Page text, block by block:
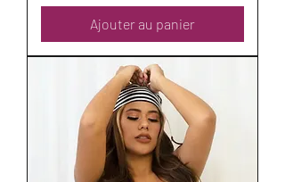
Ajouter au panier